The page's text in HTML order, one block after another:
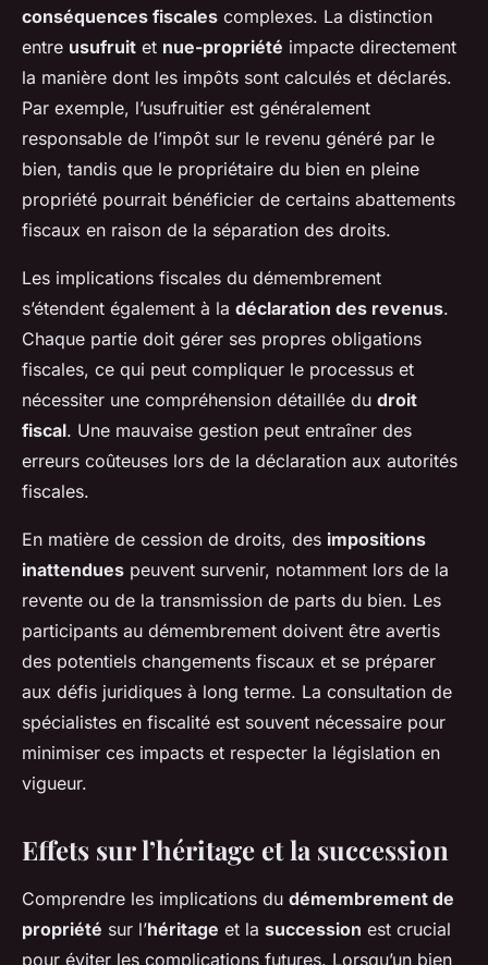
conséquences fiscales complexes. La distinction
entre usufruit et nue-propriété impacte directement
la manière dont les impôts sont calculés et déclarés.
Par exemple, l’usufruitier est généralement
responsable de l’impôt sur le revenu généré par le
bien, tandis que le propriétaire du bien en pleine
propriété pourrait bénéficier de certains abattements
fiscaux en raison de la séparation des droits.
Les implications fiscales du démembrement
s’étendent également à la déclaration des revenus.
Chaque partie doit gérer ses propres obligations
fiscales, ce qui peut compliquer le processus et
nécessiter une compréhension détaillée du droit
fiscal. Une mauvaise gestion peut entraîner des
erreurs coûteuses lors de la déclaration aux autorités
fiscales.
En matière de cession de droits, des impositions
inattendues peuvent survenir, notamment lors de la
revente ou de la transmission de parts du bien. Les
participants au démembrement doivent être avertis
des potentiels changements fiscaux et se préparer
aux défis juridiques à long terme. La consultation de
spécialistes en fiscalité est souvent nécessaire pour
minimiser ces impacts et respecter la législation en
vigueur.
Effets sur l’héritage et la succession
Comprendre les implications du démembrement de
propriété sur l’héritage et la succession est crucial
pour éviter les complications futures. Lorsqu’un bien